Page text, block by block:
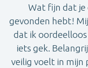
Wat fijn dat je
gevonden hebt!
dat ik
iets gek.
veilig voelt in mijn